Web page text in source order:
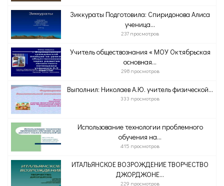
Зиккураты Подготовила: Спиридонова Алиса
ученица...
237 просмотров
Учитель обществознания « МОУ Октябрьская
основная...
298 просмотров
Выполнил: Николаев А.Ю. учитель физической...
333 просмотров
Использование технологии проблемного
обучения на...
415 просмотров
ИТАЛЬЯНСКОЕ ВОЗРОЖДЕНИЕ ТВОРЧЕСТВО
ДЖОРДЖОНЕ...
229 просмотров